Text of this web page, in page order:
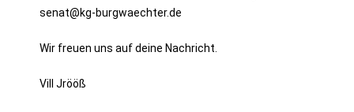
senat@kg-burgwaechter.de
Wir freuen uns auf deine Nachricht.
Vill Jrööß